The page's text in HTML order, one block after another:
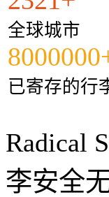
全球城市
已寄存的行
Radical
李安全